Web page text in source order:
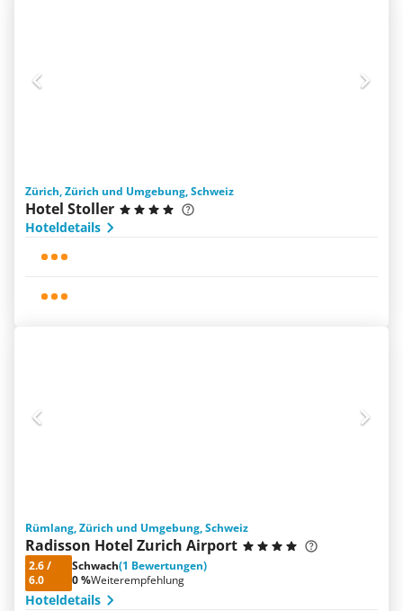
Zürich, Zürich und Umgebung, Schweiz
Hotel Stoller
Hoteldetails
Rümlang, Zürich und Umgebung, Schweiz
Radisson Hotel Zurich Airport
2.6/
6.0
Schwach(1 Bewertungen)
0 %Weiterempfehlung
Hoteldetails